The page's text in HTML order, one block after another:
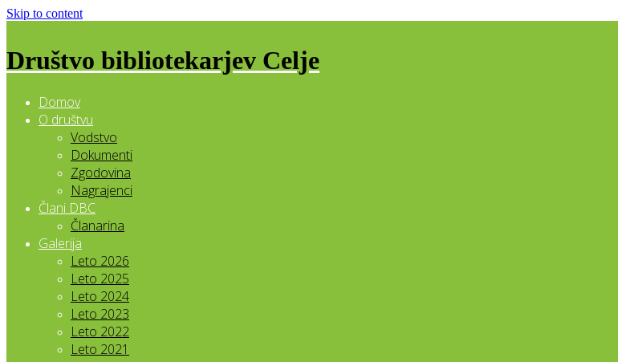
Skip to content
Društvo bibliotekarjev Celje
Domov
O društvu
Vodstvo
Dokumenti
Zgodovina
Nagrajenci
Člani DBC
Članarina
Galerija
Leto 2026
Leto 2025
Leto 2024
Leto 2023
Leto 2022
Leto 2021